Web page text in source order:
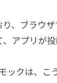
、ブラウザ
アプリが
ックは、こ